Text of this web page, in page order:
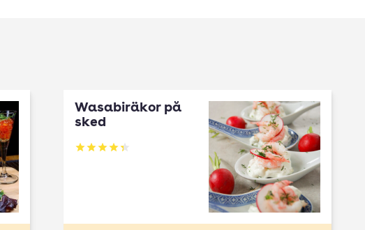
Wasabiräkor på
sked
Betyg: 4.32 av 5